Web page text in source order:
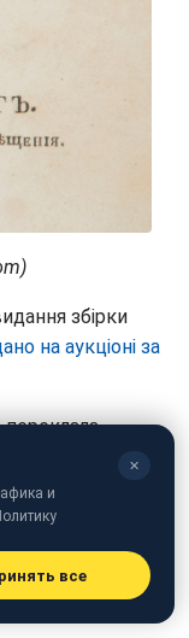
збірки
на аукціоні за
✕
и
все